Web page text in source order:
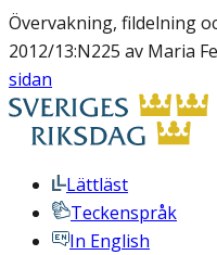
Övervakning, fildelning
2012/13:N225 av Maria
sidan
Lättläst
Teckenspråk
In English